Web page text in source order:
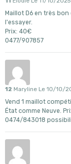
Maillot D6 en très bon
l'essayer.
Prix: 40€
0477/907857
12 Maryline Le 10/10/
Vend 1 maillot
État comme Neuve.
0474/843018